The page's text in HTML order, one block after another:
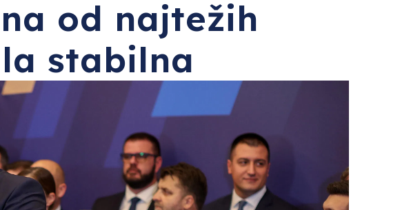
od najtežih
stabilna